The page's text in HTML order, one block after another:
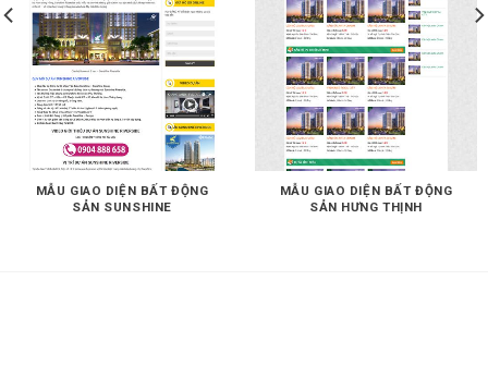
MẪU GIAO DIỆN BẤT ĐỘNG
SẢN SUNSHINE
MẪU GIAO DIỆN BẤT ĐỘNG
SẢN HƯNG THỊNH